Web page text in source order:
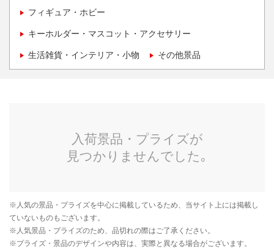
フィギュア・ホビー
キーホルダー・マスコット・アクセサリー
生活雑貨・インテリア・小物 その他景品